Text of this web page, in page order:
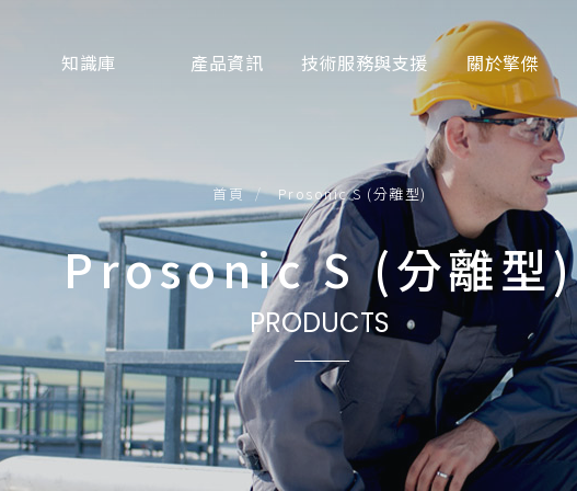
知識庫
教學影片
產品資訊
流量分析
面位(料位/液位)分析
壓力檢測
溫度檢測
光學分析
系統整合產品
技術服務與支援 關於擎傑
首頁 Prosonic S (分離型)
Prosonic S (分離型)
PRODUCTS